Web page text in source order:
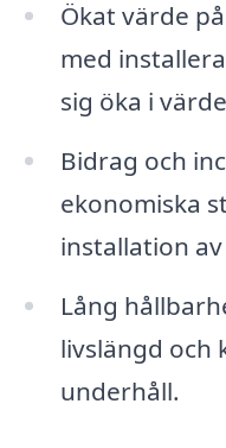
Ökat värde
med
sig öka i
Bidrag och
ekonomiska
installation av
Lång
livslängd och
underhåll.